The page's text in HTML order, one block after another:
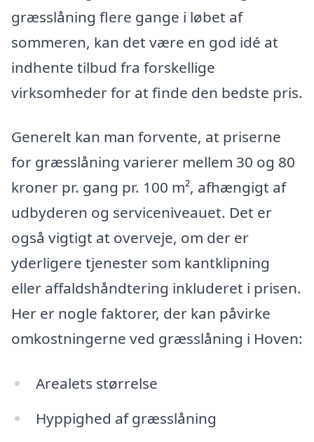
græsslåning flere gange i løbet af
sommeren, kan det være en god idé at
indhente tilbud fra forskellige
virksomheder for at finde den bedste pris.
Generelt kan man forvente, at priserne
for græsslåning varierer mellem 30 og 80
kroner pr. gang pr. 100 m², afhængigt af
udbyderen og serviceniveauet. Det er
også vigtigt at overveje, om der er
yderligere tjenester som kantklipning
eller affaldshåndtering inkluderet i prisen.
Her er nogle faktorer, der kan påvirke
omkostningerne ved græsslåning i Hoven:
Arealets størrelse
Hyppighed af græsslåning